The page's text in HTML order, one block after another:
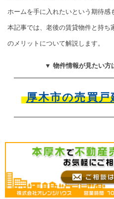
ホームを手に入れたいという期待感
本記事では、老後の賃貸物件と持
のメリットについて解説します。
▼ 物件情報が見たい方
厚木市の売買